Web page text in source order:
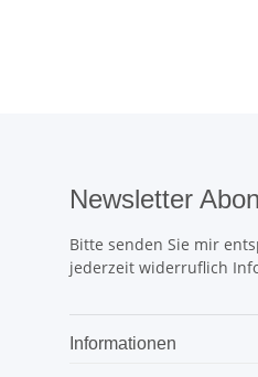
Newsletter
Bitte senden Sie mir
jederzeit widerruflich
Informationen